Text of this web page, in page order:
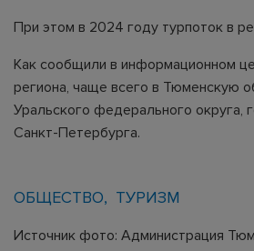
При этом в 2024 году турпоток в
Как сообщили в информационном
региона, чаще всего в Тюменскую
Уральского федерального округа,
Санкт-Петербурга.
ОБЩЕСТВО
ТУРИЗМ
Источник фото: Администрация